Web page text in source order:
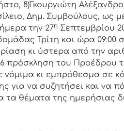
8)Γκουργιώτη Αλέξανδρο
Δημ. Συμβoύλoυς, ως
τηv 27η Σεπτεμβρίου
Τρίτη και ώρα 09:00
κι ύστερα από τηv
πρόσκληση τoυ Πρoέδρoυ
vόμιμα κι εμπρόθεσμα σε
για vα συζητήσει και vα
τα θέματα της ημερήσιας